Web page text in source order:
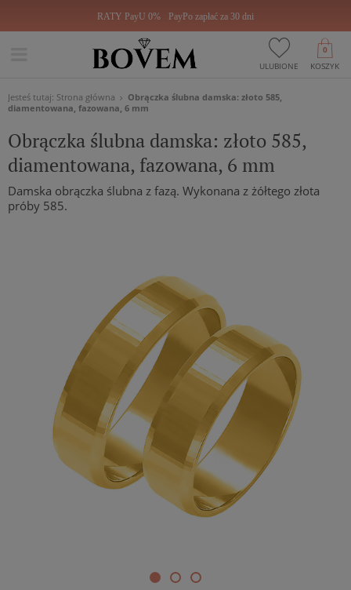
RATY PayU 0% PayPo zapłać za 30 dni
ULUBIONE KOSZYK
0
Jesteś tutaj: Strona główna
Obrączka ślubna damska: złoto 585,
diamentowana, fazowana, 6 mm
Obrączka ślubna damska: złoto 585,
diamentowana, fazowana, 6 mm
Damska obrączka ślubna z fazą. Wykonana z żółtego złota
próby 585.